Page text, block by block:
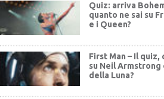
Quiz: arriva
quanto ne sai su
e i Queen?
First Man – Il quiz,
su Neil Armstrong
della Luna?